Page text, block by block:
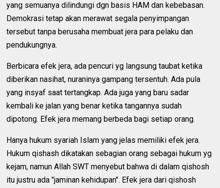
yang semuanya dilindungi dgn basis HAM dan kebebasan.
Demokrasi tetap akan merawat segala penyimpangan
tersebut tanpa berusaha membuat jera para pelaku dan
pendukungnya.
Berbicara efek jera, ada pencuri yg langsung taubat ketika
diberikan nasihat, nuraninya gampang tersentuh. Ada pula
yang insyaf saat tertangkap. Ada juga yang baru sadar
kembali ke jalan yang benar ketika tangannya sudah
dipotong. Efek jera memang berbeda bagi setiap orang.
Hanya hukum syariah Islam yang jelas memiliki efek jera.
Hukum qishash dikatakan sebagian orang sebagai hukum yg
kejam, namun Allah SWT menyebut bahwa di dalam qishosh
itu justru ada "jaminan kehidupan". Efek jera dari qishosh